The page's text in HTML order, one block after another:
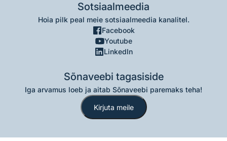
Sotsiaalmeedia
Hoia pilk peal meie sotsiaalmeedia kanalitel.
Facebook
Youtube
LinkedIn
Sõnaveebi tagasiside
Iga arvamus loeb ja aitab Sõnaveebi paremaks teha!
Kirjuta meile